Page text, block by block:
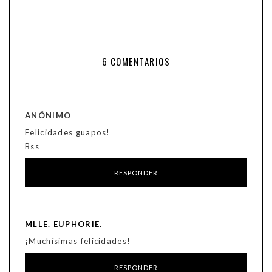
6 COMENTARIOS
ANÓNIMO
Felicidades guapos!
Bss
RESPONDER
MLLE. EUPHORIE.
¡Muchísimas felicidades!
RESPONDER